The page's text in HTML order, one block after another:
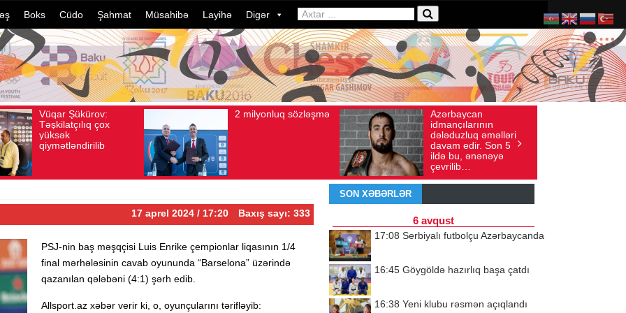
Boks Cüdo Şahmat Müsahibə Layihə Digər
2 milyonluq sözləşmə
Baxış sayı: 80
Avqust 04, 2026
Azərbaycan
dələduzluq əməlləri
davam edir. Son 5
ildə bu, ənənəyə
Baxış sayı: 136
Avqust 04, 2026
Ad gününü vətənində
qeyd etməsə də,
ürəyi hər zaman
doğma yurdu ilə
döyünür
İyul 30, 2026
17 aprel 2024 / 17:20 Baxış sayı: 333
PSJ-nin baş məşqçisi Luis Enrike çempionlar liqasının 1/4
final mərhələsinin cavab oyununda “Barselona” üzərində
qazanılan qələbəni (4:1) şərh edib.
Allsport.az xəbər verir ki, o, oyunçularını tərifləyib:
SON XƏBƏRLƏR
6 avqust
17:08 Serbiyalı futbolçu Azərbaycanda
16:45 Göygöldə hazırlıq başa çatdı
16:38 Yeni klubu rəsmən açıqlandı